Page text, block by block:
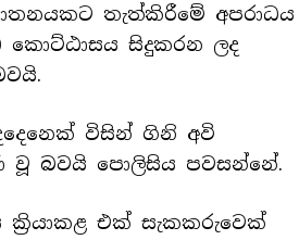
තැත්කිරීමේ අපරාධය
කොට්ඨාසය සිදුකරන ලද
විසින් ගිනි අවි
වූ බවයි පොලිසිය පවසන්නේ.
ක්‍රියාකළ එක් සැකකරුවෙක්